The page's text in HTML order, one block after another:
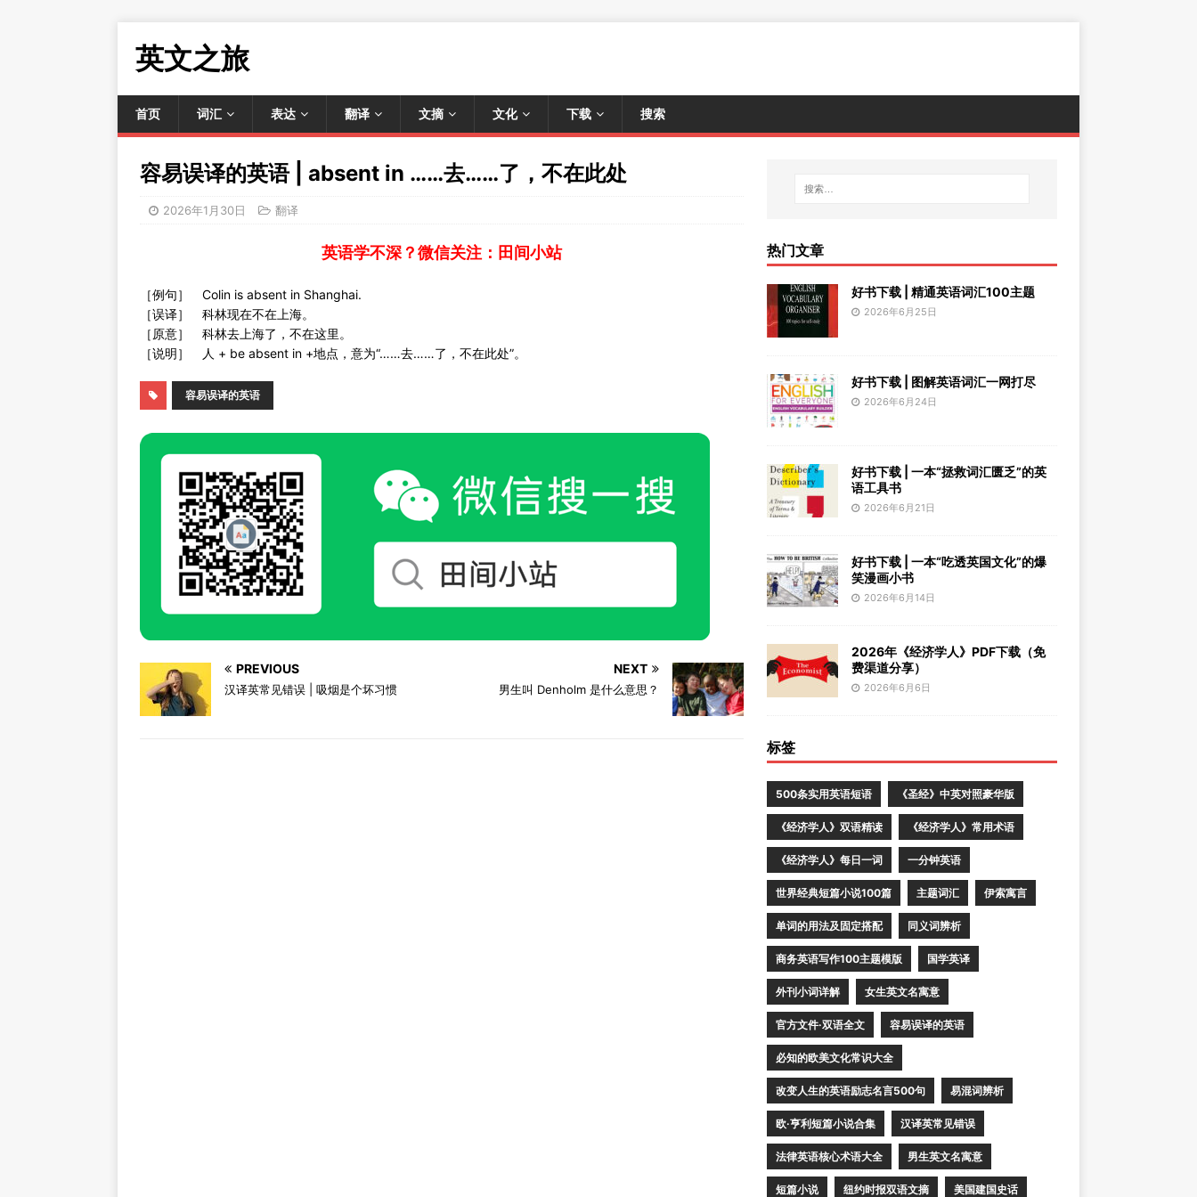
英文之旅
首页 词汇 表达 翻译 文摘 文化 下载 搜索
容易误译的英语 | absent in ……去……了，不在此处
2026年1月30日 翻译
英语学不深？微信关注：田间小站
［例句］ Colin is absent in Shanghai.
［误译］ 科林现在不在上海。
［原意］ 科林去上海了，不在这里。
［说明］ 人 + be absent in +地点，意为“……去……了，不在此处”。
容易误译的英语
PREVIOUS
汉译英常见错误 | 吸烟是个坏习惯
NEXT
男生叫 Denholm 是什么意思？
热门文章
好书下载 | 精通英语词汇100主题
2026年6月25日
好书下载 | 图解英语词汇一网打尽
2026年6月24日
好书下载 | 一本“拯救词汇匮乏”的英
语工具书
2026年6月21日
好书下载 | 一本“吃透英国文化”的爆
笑漫画小书
2026年6月14日
2026年《经济学人》PDF下载（免
费渠道分享）
2026年6月6日
标签
500条实用英语短语 《圣经》中英对照豪华版
《经济学人》双语精读 《经济学人》常用术语
《经济学人》每日一词 一分钟英语
世界经典短篇小说100篇 主题词汇 伊索寓言
单词的用法及固定搭配 同义词辨析
商务英语写作100主题模版 国学英译
外刊小词详解 女生英文名寓意
官方文件·双语全文 容易误译的英语
必知的欧美文化常识大全
改变人生的英语励志名言500句 易混词辨析
欧·亨利短篇小说合集 汉译英常见错误
法律英语核心术语大全 男生英文名寓意
短篇小说 纽约时报双语文摘 美国建国史话